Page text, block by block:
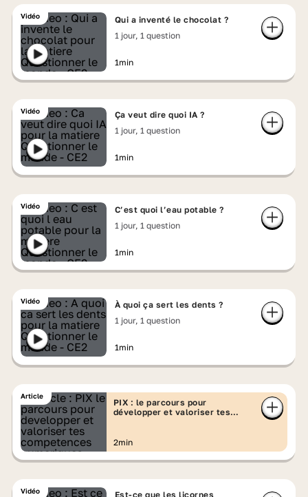
Vidéo
Qui a inventé le chocolat ?
1 jour, 1 question
1min
Vidéo
Ça veut dire quoi IA ?
1 jour, 1 question
1min
Vidéo
C’est quoi l’eau potable ?
1 jour, 1 question
1min
Vidéo
À quoi ça sert les dents ?
1 jour, 1 question
1min
Article
PIX : le parcours pour
développer et valoriser tes
2min
Vidéo
Est-ce que les licornes